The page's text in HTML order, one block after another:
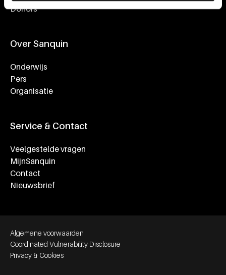
Donors
Over Sanquin
Onderwijs
Pers
Organisatie
Service & Contact
Veelgestelde vragen
MijnSanquin
Contact
Nieuwsbrief
Footer bottom navigation
Algemene voorwaarden
Coordinated Vulnerability Disclosure
Privacy & Cookies